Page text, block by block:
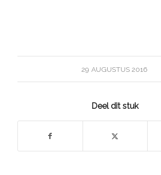
29 AUGUSTUS 2016
Deel dit stuk